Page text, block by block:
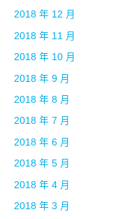
2018 年 12 月
2018 年 11 月
2018 年 10 月
2018 年 9 月
2018 年 8 月
2018 年 7 月
2018 年 6 月
2018 年 5 月
2018 年 4 月
2018 年 3 月